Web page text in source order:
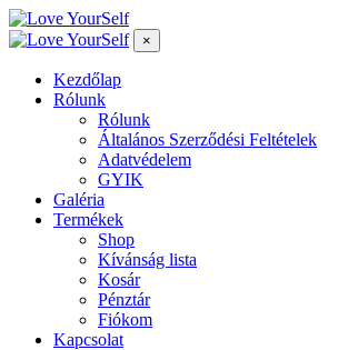
×
Kezdőlap
Rólunk
Rólunk
Általános Szerződési Feltételek
Adatvédelem
GYIK
Galéria
Termékek
Shop
Kívánság lista
Kosár
Pénztár
Fiókom
Kapcsolat